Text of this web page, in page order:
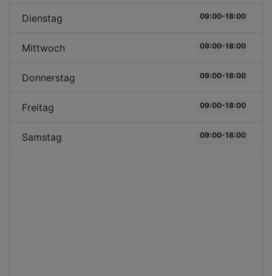
Dienstag 09:00-18:00
Mittwoch 09:00-18:00
Donnerstag 09:00-18:00
Freitag 09:00-18:00
Samstag 09:00-18:00